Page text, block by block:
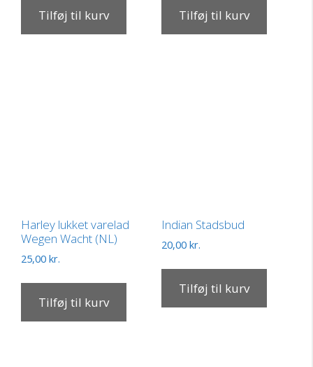
Tilføj til kurv Tilføj til kurv
Harley lukket varelad
Wegen Wacht (NL)
25,00 kr.
Tilføj til kurv
Indian Stadsbud
20,00 kr.
Tilføj til kurv